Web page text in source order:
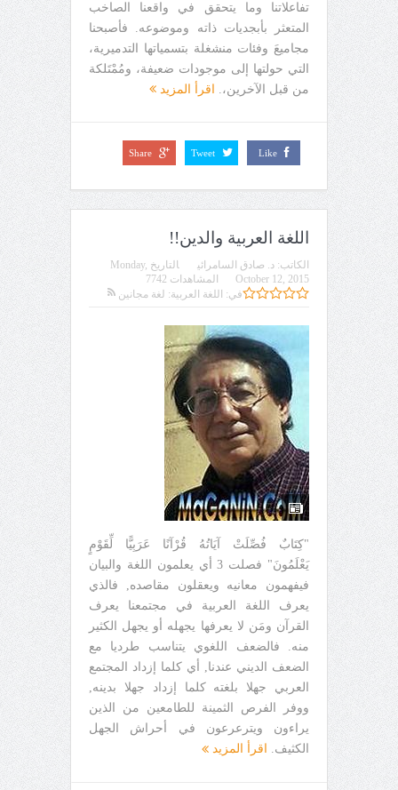
تفاعلاتنا وما يتحقق في واقعنا الصاخب
المتعثر بأبجديات ذاته وموضوعه. فأصبحنا
مجاميعَ وفئات منشغلة بتسمياتها التدميرية،
التي حولتها إلى موجودات ضعيفة، ومُمْتَلكة
من قبل الآخرين،.
اقرأ المزيد
Like
Tweet
Share
اللغة العربية والدين!!
الكاتب: د. صادق السامرائي التاريخ Monday,
October 12, 2015
في: اللغة العربية: لغة مجانين
المشاهدات 7742
"كِتَابٌ فُصِّلَتْ آيَاتُهُ قُرْآنًا عَرَبِيًّا لِّقَوْمٍ
يَعْلَمُونَ" فصلت 3 أي يعلمون اللغة والبيان
فيفهمون معانيه ويعقلون مقاصده, فالذي
يعرف اللغة العربية في مجتمعنا يعرف
القرآن ومَن لا يعرفها يجهله أو يجهل الكثير
منه. فالضعف اللغوي يتناسب طرديا مع
الضعف الديني عندنا, أي كلما إزداد المجتمع
العربي جهلا بلغته كلما إزداد جهلا بدينه,
ووفر الفرص الثمينة للطامعين من الذين
يراءون ويترعرعون في أحراش الجهل
الكثيف.
اقرأ المزيد